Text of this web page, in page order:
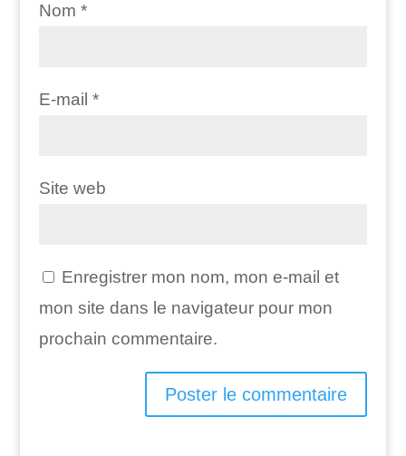
Nom *
E-mail *
Site web
Enregistrer mon nom, mon e-mail et
mon site dans le navigateur pour mon
prochain commentaire.